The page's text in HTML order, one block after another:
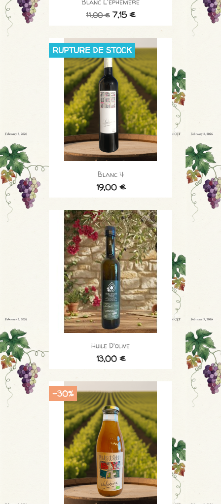
11,00 € 7,15 €
Blanc 4
19,00 €
RUPTURE DE STOCK
Huile D'olive
13,00 €
-30%